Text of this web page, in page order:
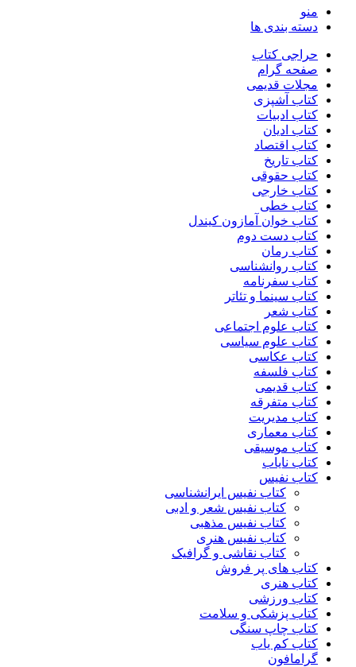
منو
دسته بندی ها
حراجی کتاب
صفحه گرام
مجلات قدیمی
کتاب آشپزی
کتاب ادبیات
کتاب ادیان
کتاب اقتصاد
کتاب تاریخ
کتاب حقوقی
کتاب خارجی
کتاب خطی
کتاب خوان آمازون کیندل
کتاب دست دوم
کتاب رمان
کتاب روانشناسی
کتاب سفرنامه
کتاب سینما و تئاتر
کتاب شعر
کتاب علوم اجتماعی
کتاب علوم سیاسی
کتاب عکاسی
کتاب فلسفه
کتاب قدیمی
کتاب متفرقه
کتاب مدیریت
کتاب معماری
کتاب موسیقی
کتاب نایاب
کتاب نفیس
کتاب نفیس ایرانشناسی
کتاب نفیس شعر و ادبی
کتاب نفیس مذهبی
کتاب نفیس هنری
کتاب نقاشی و گرافیک
کتاب های پر فروش
کتاب هنری
کتاب ورزشی
کتاب پزشکی و سلامت
کتاب چاپ سنگی
کتاب کم یاب
گرامافون